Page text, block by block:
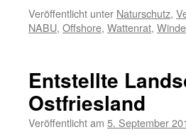
Veröffentlicht unter Naturschutz,
NABU, Offshore, Wattenrat,
Entstellte
Ostfriesland
Veröffentlicht am 5. September